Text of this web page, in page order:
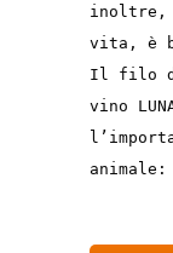
inoltre,
vita, è
Il filo
vino